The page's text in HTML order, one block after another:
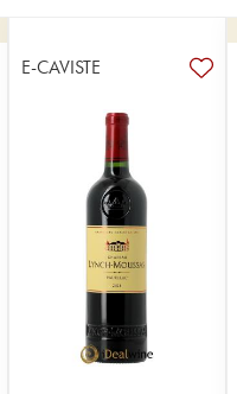
E-CAVISTE